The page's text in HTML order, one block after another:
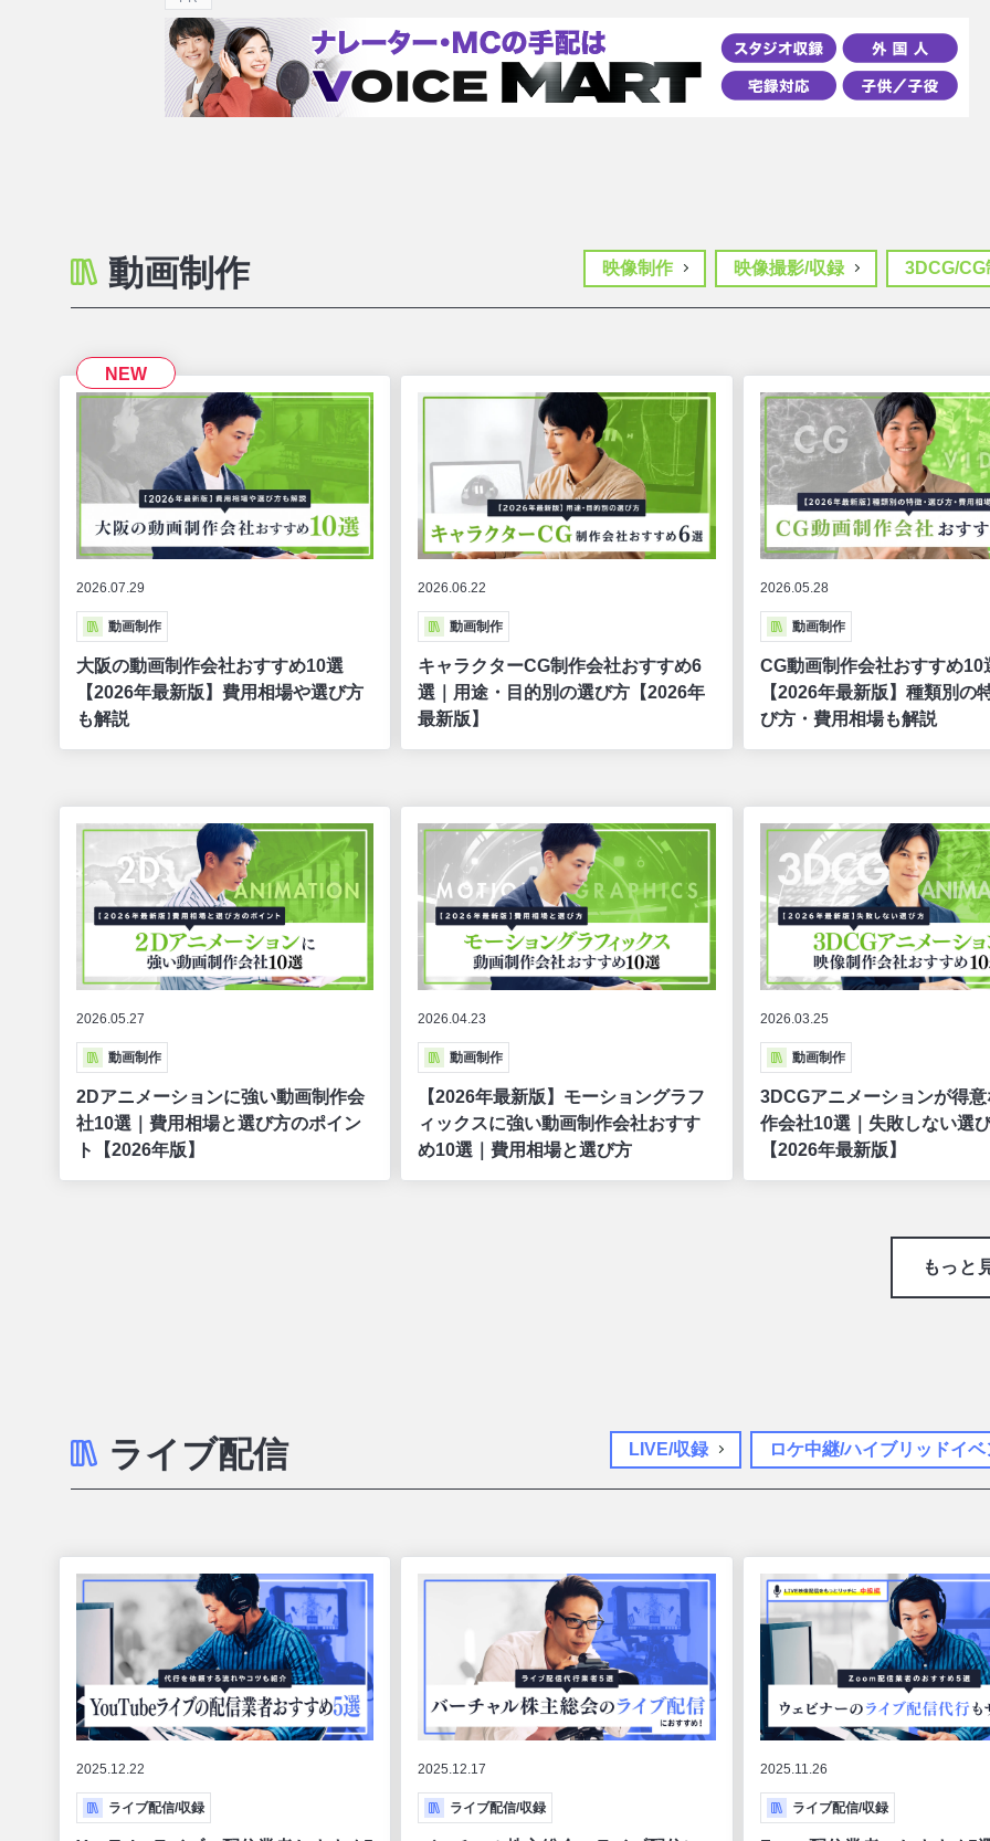
動画制作 映像制作 映像撮影/収録 3DCG/CG
NEW
2026.07.29
動画制作
大阪の動画制作会社おすすめ10選
【2026年最新版】費用相場や選び方
も解説
2026.06.22
動画制作
キャラクターCG制作会社おすすめ6
選｜用途・目的別の選び方【2026年
最新版】
2026.05.28
動画制作
CG動画制作会社おすすめ10
【2026年最新版】種類別の
び方・費用相場も解説
2026.05.27
動画制作
2Dアニメーションに強い動画制作会
社10選｜費用相場と選び方のポイン
ト【2026年版】
2026.04.23
動画制作
【2026年最新版】モーショングラフ
ィックスに強い動画制作会社おすす
め10選｜費用相場と選び方
2026.03.25
動画制作
3DCGアニメーションが得
作会社10選｜失敗しない選
【2026年最新版】
もっと
ライブ配信 LIVE/収録 ロケ中継/ハイブリッドイベ
2025.12.22
ライブ配信/収録
2025.12.17
ライブ配信/収録
2025.11.26
ライブ配信/収録